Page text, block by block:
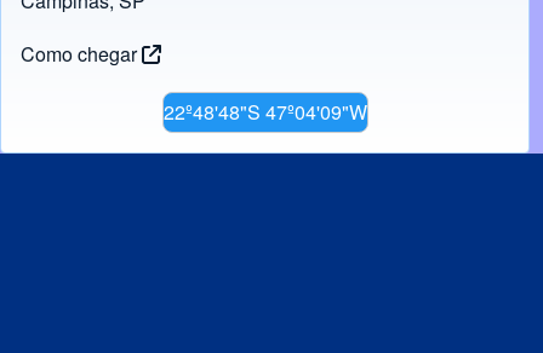
Como chegar
22º48'48"S 47º04'09"W